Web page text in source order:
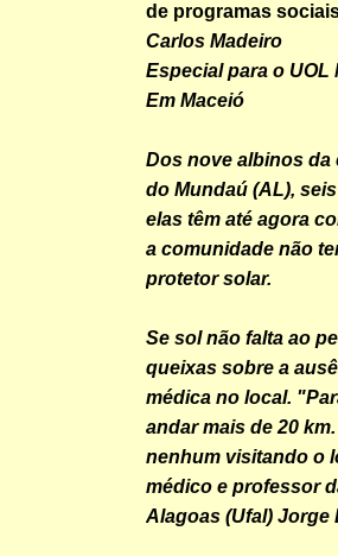
de programas
Carlos Madeiro
Especial para o UOL
Em Maceió
Dos nove albinos da
do Mundaú (AL),
elas têm até agora
a comunidade não
protetor solar.
Se sol não falta ao
queixas sobre a
médica no local.
andar mais de 20
nenhum visitando o
médico e professor
Alagoas (Ufal) Jorge